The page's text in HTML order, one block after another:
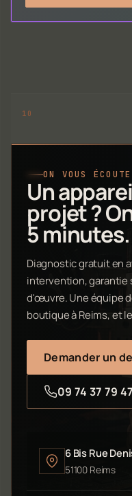
ON VOUS ÉCOUTE
Un
projet ?
5 minutes.
Diagnostic gratuit en
intervention, garantie
d'œuvre. Une équipe
boutique à Reims, et
Demander un
09 74 37 79 47
6 Bis Rue
51100 Reims